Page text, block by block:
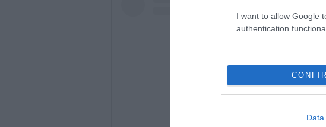
I want to allow Google
authentication